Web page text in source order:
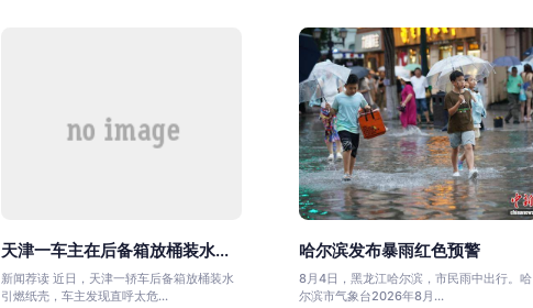
天津一车主在后备箱放桶装水...
新闻荐读 近日，天津一轿车后备箱放桶装水
引燃纸壳，车主发现直呼太危...
哈尔滨发布暴雨红色预警
8月4日，黑龙江哈尔滨，市民雨中出行。哈
尔滨市气象台2026年8月...